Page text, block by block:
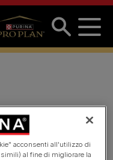
acconsenti all'utilizzo di
al fine di migliorare la